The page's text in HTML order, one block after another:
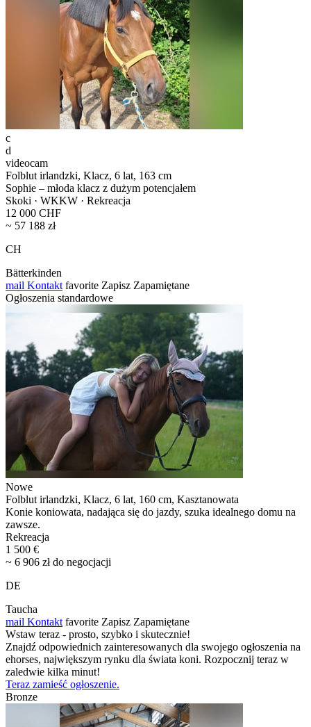
c
d
videocam
Folblut irlandzki, Klacz, 6 lat, 163 cm
Sophie – młoda klacz z dużym potencjałem
Skoki · WKKW · Rekreacja
12 000 CHF
~ 57 188 zł
CH
Bätterkinden
mail Kontakt favorite Zapisz Zapamiętane
Ogłoszenia standardowe
Nowe
Folblut irlandzki, Klacz, 6 lat, 160 cm, Kasztanowata
Konie koniowata, nadająca się do jazdy, szuka idealnego domu na
zawsze.
Rekreacja
1 500 €
~ 6 906 zł do negocjacji
DE
Taucha
mail Kontakt favorite Zapisz Zapamiętane
Wstaw teraz - prosto, szybko i skutecznie!
Znajdź odpowiednich zainteresowanych dla swojego ogłoszenia na
ehorses, największym rynku dla świata koni. Rozpocznij teraz w
zaledwie kilka minut!
Teraz zamieść ogłoszenie.
Bronze